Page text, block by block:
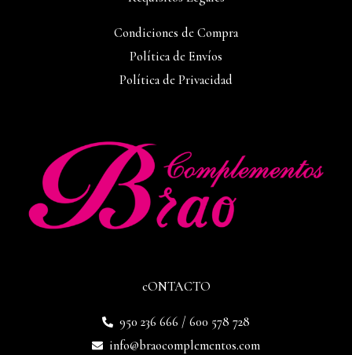
cONTACTO
950 236 666 / 600 578 728
info@braocomplementos.com
Condiciones de Compra
Política de Envíos
Política de Privacidad